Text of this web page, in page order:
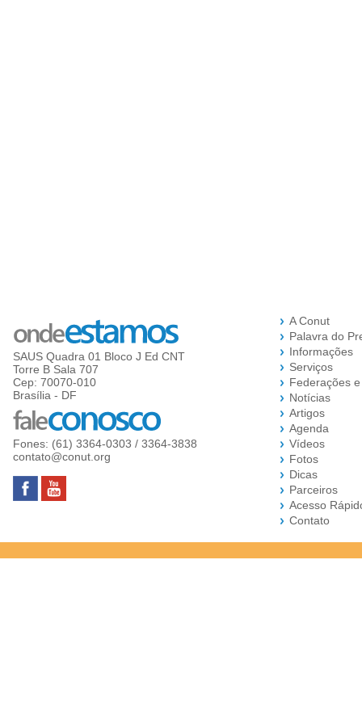
SAUS Quadra 01 Bloco J Ed CNT
Torre B Sala 707
Cep: 70070-010
Brasília - DF
Fones: (61) 3364-0303 / 3364-3838
contato@conut.org
A Conut
Palavra do
Informações
Serviços
Federações
Notícias
Artigos
Agenda
Vídeos
Fotos
Dicas
Parceiros
Acesso
Contato